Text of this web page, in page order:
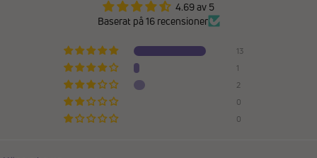
4.69 av 5
Baserat på 16 recensioner
13
1
2
0
0